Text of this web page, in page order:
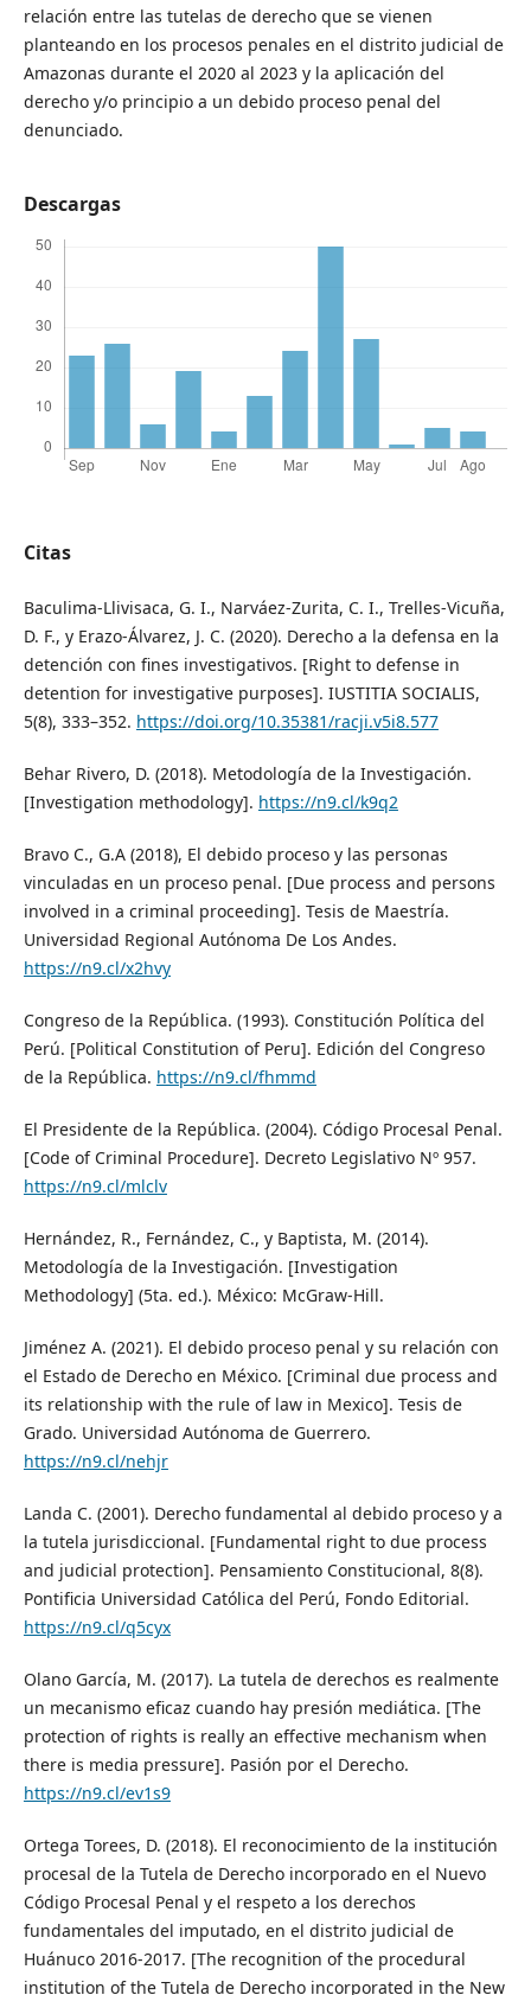
relación entre las tutelas de derecho que se vienen
planteando en los procesos penales en el distrito judicial de
Amazonas durante el 2020 al 2023 y la aplicación del
derecho y/o principio a un debido proceso penal del
denunciado.
Descargas
Citas
Baculima-Llivisaca, G. I., Narváez-Zurita, C. I., Trelles-Vicuña,
D. F., y Erazo-Álvarez, J. C. (2020). Derecho a la defensa en la
detención con fines investigativos. [Right to defense in
detention for investigative purposes]. IUSTITIA SOCIALIS,
5(8), 333–352. https://doi.org/10.35381/racji.v5i8.577
Behar Rivero, D. (2018). Metodología de la Investigación.
[Investigation methodology]. https://n9.cl/k9q2
Bravo C., G.A (2018), El debido proceso y las personas
vinculadas en un proceso penal. [Due process and persons
involved in a criminal proceeding]. Tesis de Maestría.
Universidad Regional Autónoma De Los Andes.
https://n9.cl/x2hvy
Congreso de la República. (1993). Constitución Política del
Perú. [Political Constitution of Peru]. Edición del Congreso
de la República. https://n9.cl/fhmmd
El Presidente de la República. (2004). Código Procesal Penal.
[Code of Criminal Procedure]. Decreto Legislativo Nº 957.
https://n9.cl/mlclv
Hernández, R., Fernández, C., y Baptista, M. (2014).
Metodología de la Investigación. [Investigation
Methodology] (5ta. ed.). México: McGraw-Hill.
Jiménez A. (2021). El debido proceso penal y su relación con
el Estado de Derecho en México. [Criminal due process and
its relationship with the rule of law in Mexico]. Tesis de
Grado. Universidad Autónoma de Guerrero.
https://n9.cl/nehjr
Landa C. (2001). Derecho fundamental al debido proceso y a
la tutela jurisdiccional. [Fundamental right to due process
and judicial protection]. Pensamiento Constitucional, 8(8).
Pontificia Universidad Católica del Perú, Fondo Editorial.
https://n9.cl/q5cyx
Olano García, M. (2017). La tutela de derechos es realmente
un mecanismo eficaz cuando hay presión mediática. [The
protection of rights is really an effective mechanism when
there is media pressure]. Pasión por el Derecho.
https://n9.cl/ev1s9
Ortega Torees, D. (2018). El reconocimiento de la institución
procesal de la Tutela de Derecho incorporado en el Nuevo
Código Procesal Penal y el respeto a los derechos
fundamentales del imputado, en el distrito judicial de
Huánuco 2016-2017. [The recognition of the procedural
institution of the Tutela de Derecho incorporated in the New